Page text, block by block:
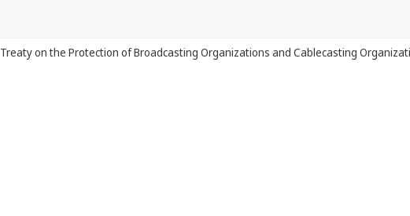
Treaty on the Protection of Broadcasting Organizations and Cablecasting